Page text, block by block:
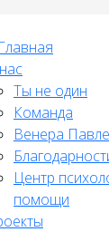
Ты не один
Команда
Венера
Центр
помощи